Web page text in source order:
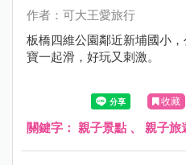
作者：可大王愛旅行
板橋四維公園鄰近新埔國小
寶一起滑，好玩又刺激。
收藏
關鍵字： 親子景點 、 親子旅